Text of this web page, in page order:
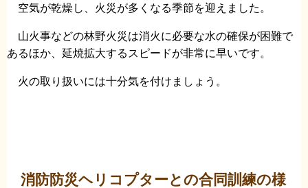
空気が乾燥し、火災が多くなる季節を迎えました。
山火事などの林野火災は消火に必要な水の確保が困難で
あるほか、延焼拡大するスピードが非常に早いです。
火の取り扱いには十分気を付けましょう。
消防防災ヘリコプターとの合同訓練の様